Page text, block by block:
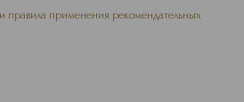
и правила применения рекомендательных